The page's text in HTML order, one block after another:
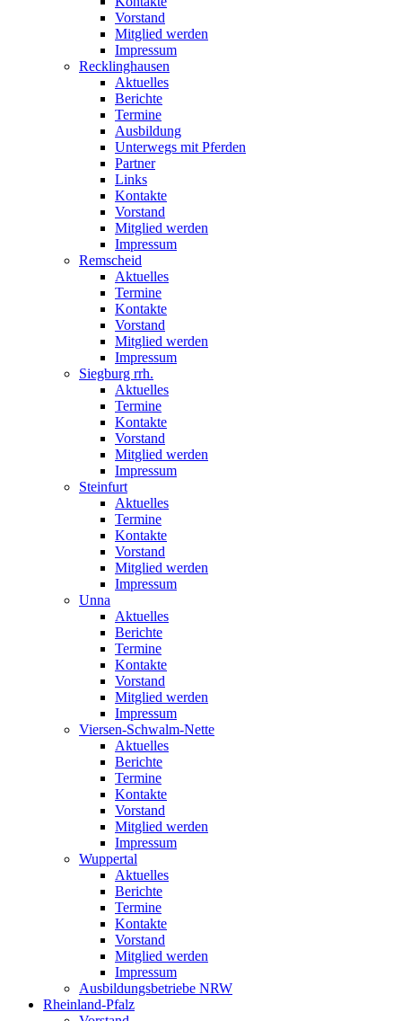
Vorstand
Mitglied werden
Impressum
Recklinghausen
Aktuelles
Berichte
Termine
Ausbildung
Unterwegs mit Pferden
Partner
Links
Kontakte
Vorstand
Mitglied werden
Impressum
Remscheid
Aktuelles
Termine
Kontakte
Vorstand
Mitglied werden
Impressum
Siegburg rrh.
Aktuelles
Termine
Kontakte
Vorstand
Mitglied werden
Impressum
Steinfurt
Aktuelles
Termine
Kontakte
Vorstand
Mitglied werden
Impressum
Unna
Aktuelles
Berichte
Termine
Kontakte
Vorstand
Mitglied werden
Impressum
Viersen-Schwalm-Nette
Aktuelles
Berichte
Termine
Kontakte
Vorstand
Mitglied werden
Impressum
Wuppertal
Aktuelles
Berichte
Termine
Kontakte
Vorstand
Mitglied werden
Impressum
Ausbildungsbetriebe NRW
Rheinland-Pfalz